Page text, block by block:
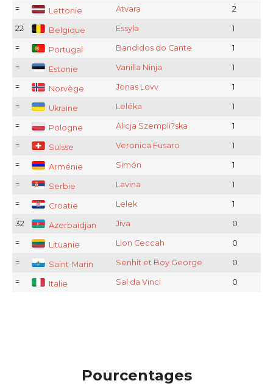
= Lettonie Atvara 2
22 Belgique Essyla 1
= Portugal Bandidos do Cante 1
= Estonie Vanilla Ninja 1
= Norvège Jonas Lovv 1
= Ukraine Leléka 1
= Pologne Alicja Szempli?ska 1
= Suisse Veronica Fusaro 1
= Arménie Simón 1
= Serbie Lavina 1
= Croatie Lelek 1
32 Azerbaïdjan Jiva 0
= Lituanie Lion Ceccah 0
= Saint-Marin Senhit et Boy George 0
= Italie Sal da Vinci 0
Pourcentages